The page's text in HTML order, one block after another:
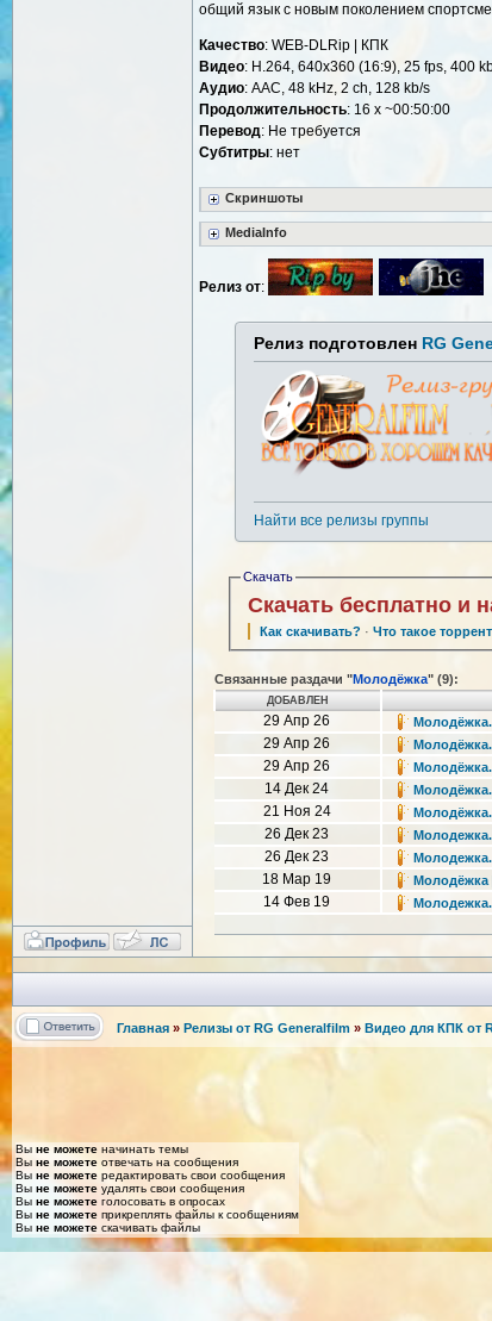
общий язык с новым поколением
Качество: WEB-DLRip | КПК
Видео: H.264, 640x360 (16:9), 25 fps, 400
Аудио: AAC, 48 kHz, 2 ch, 128 kb/s
Продолжительность: 16 x ~00:50:00
Перевод: Не требуется
Cубтитры: нет
Скриншоты
MediaInfo
Релиз от:
Релиз подготовлен RG
Найти все релизы группы
Скачать
Скачать бесплатно и
Как скачивать? ·Что такое
Связанные раздачи "Молодёжка" (9):
ДОБАВЛЕН
29 Апр 26 Молодёжка.
29 Апр 26
Молодёжка.
29 Апр 26
14 Дек 24
21 Ноя 24
26 Дек 23
Молодежка.
26 Дек 23
18 Мар 19
Молодёжка
14 Фев 19
Молодежка.
Главная » Релизы от RG Generalfilm » Видео для КПК от
Вы не можете начинать темы
Вы не можете отвечать на сообщения
Вы не можете редактировать свои сообщения
Вы не можете удалять свои сообщения
Вы не можете голосовать в опросах
Вы не можете прикреплять файлы к сообщениям
Вы не можете скачивать файлы